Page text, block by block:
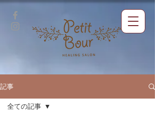
記事
全ての記事